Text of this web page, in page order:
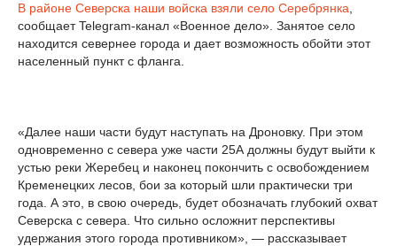
В районе Северска наши войска взяли село Серебрянка
сообщает Telegram-канал «Военное дело». Занятое село
находится севернее города и дает возможность обойти этот
населенный пункт с фланга.
«Далее наши части будут наступать на Дроновку. При этом
одновременно с севера уже части 25А должны будут выйти к
устью реки Жеребец и наконец покончить с освобождением
Кременецких лесов, бои за который шли практически три
года. А это, в свою очередь, будет обозначать глубокий охват
Северска с севера. Что сильно осложнит перспективы
удержания этого города противником», — рассказывает